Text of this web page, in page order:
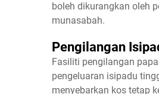
boleh dikurangkan oleh
munasabah.
Pengilangan
Fasiliti pengilangan
pengeluaran isipadu
menyebarkan kos tetap